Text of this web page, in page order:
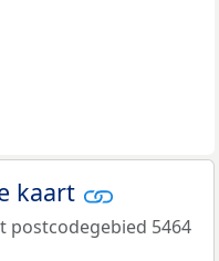
kaart
postcodegebied 5464